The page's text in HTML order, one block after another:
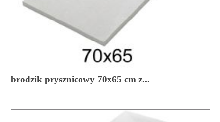
brodzik prysznicowy 70x65 cm z...